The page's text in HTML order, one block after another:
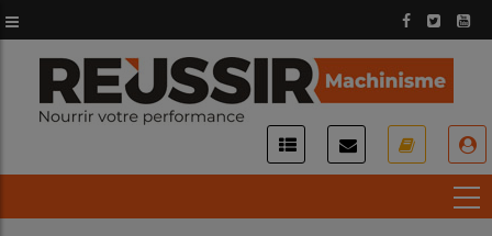
au
contenu
principal